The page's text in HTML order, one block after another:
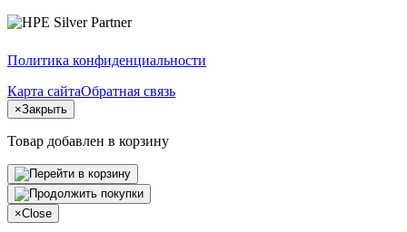
Политика конфиденциальности
Карта сайтаОбратная связь
×Закрыть
Товар добавлен в корзину
×Close